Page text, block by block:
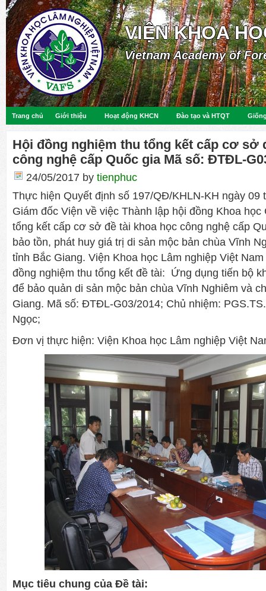
VIỆN KHOA
Vietnam Academy of
Trang chủ Giới thiệu Hoạt động KHCN Đào tạo và HTQT
Hội đồng nghiệm thu tổng kết cấp cơ sở
công nghệ cấp Quốc gia Mã số: ĐTĐL-
24/05/2017 by tienphuc
Thực hiện Quyết định số 197/QĐ/KHLN-KH ngày 09
Giám đốc Viện về việc Thành lập hội đồng Khoa học
tổng kết cấp cơ sở đề tài khoa học công nghệ cấp
bảo tồn, phát huy giá trị di sản mộc bản chùa Vĩnh
tỉnh Bắc Giang. Viện Khoa học Lâm nghiệp Việt
đồng nghiệm thu tổng kết đề tài: Ứng dụng tiến bộ
để bảo quản di sản mộc bản chùa Vĩnh Nghiêm và
Giang. Mã số: ĐTĐL-G03/2014; Chủ nhiệm:
Ngọc;
Đơn vị thực hiện: Viện Khoa học Lâm nghiệp Việt
Mục tiêu chung của Đề tài: